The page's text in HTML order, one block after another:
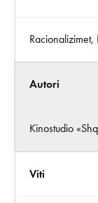
Autori
Kinostudio
Viti